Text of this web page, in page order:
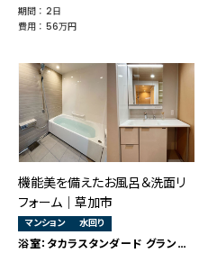
期間 ： 2日
費用 ： 56万円
機能美を備えたお風呂＆洗面リ
フォーム｜草加市
マンション 水回り
浴室：タカラスタンダード グランスパ